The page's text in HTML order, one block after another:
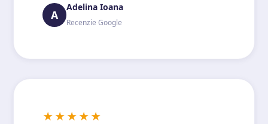
A
Adelina Ioana
Recenzie Google
★★★★★